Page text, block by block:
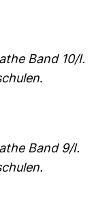
Band 10/I.
.
Band 9/I.